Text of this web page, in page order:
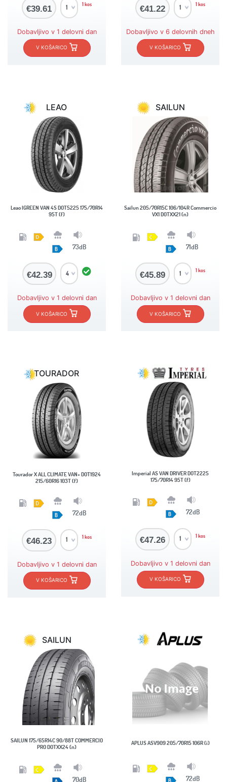
€39.61 1 kos
Dobavljivo v 1 delovni dan
V KOŠARICO
€41.22 1 kos
Dobavljivo v 6 delovnih dneh
V KOŠARICO
LEAO
Leao IGREEN VAN 4S DOT5225 175/70R14
95T (f)
73dB
€42.39
Dobavljivo v 1 delovni dan
V KOŠARICO
SAILUN
Sailun 205/70R15C 106/104R Commercio
VX1 DOTXX21 (n)
71dB
€45.89 1 kos
Dobavljivo v 1 delovni dan
V KOŠARICO
TOURADOR
Tourador X ALL CLIMATE VAN+ DOT1924
215/60R16 103T (f)
72dB
€46.23 1 kos
Dobavljivo v 1 delovni dan
V KOŠARICO
Imperial AS VAN DRIVER DOT2225
175/70R14 95T (f)
72dB
€47.26 1 kos
Dobavljivo v 1 delovni dan
V KOŠARICO
SAILUN
SAILUN 175/65R14C 90/88T COMMERCIO
PRO DOTXX24 (n)
70dB
APLUS ASV909 205/70R15 106R (i)
72dB